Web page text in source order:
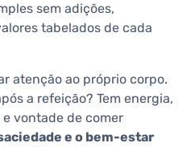
sem adições,
tabelados de cada
atenção ao próprio corpo.
a refeição? Tem energia,
vontade de comer
e o bem-estar